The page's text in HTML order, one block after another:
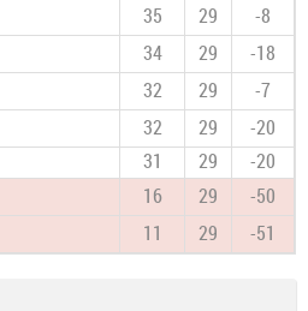
35 29
-8
34 29
-18
32 29
-7
32 29
-20
31 29
-20
16 29
-50
11 29 -51